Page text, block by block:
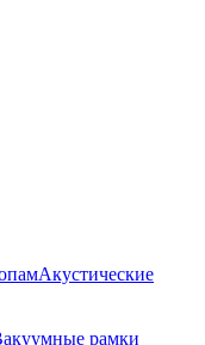
Акустические
рамки